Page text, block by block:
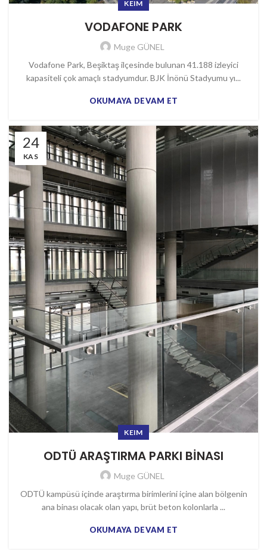
KEIM
VODAFONE PARK
Muge GÜNEL
Vodafone Park, Beşiktaş ilçesinde bulunan 41.188 izleyici
kapasiteli çok amaçlı stadyumdur. BJK İnönü Stadyumu yı...
OKUMAYA DEVAM ET
24
KAS
KEIM
ODTÜ ARAŞTIRMA PARKI BİNASI
Muge GÜNEL
ODTÜ kampüsü içinde araştırma birimlerini içine alan bölgenin
ana binası olacak olan yapı, brüt beton kolonlarla ...
OKUMAYA DEVAM ET